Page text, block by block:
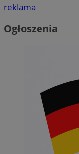
reklama
Ogłoszenia